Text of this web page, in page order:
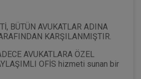
BÜTÜN AVUKATLAR ADINA
KARŞILANMIŞTIR.
AVUKATLARA ÖZEL
OFİS hizmeti sunan bir